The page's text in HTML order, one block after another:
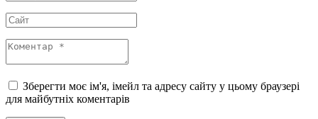
Зберегти моє ім'я, імейл та адресу сайту у цьому браузері
для майбутніх коментарів